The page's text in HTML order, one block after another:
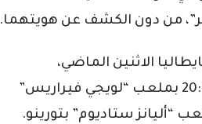
من دون الكشف عن هويتهما.
الاثنين الماضي،
سيلاقون غواتيمالا، هذا الجمعة، على الساعة 20:30 بملعب “لويجي فيراريس”
“أليانز ستاديوم” بتورينو.